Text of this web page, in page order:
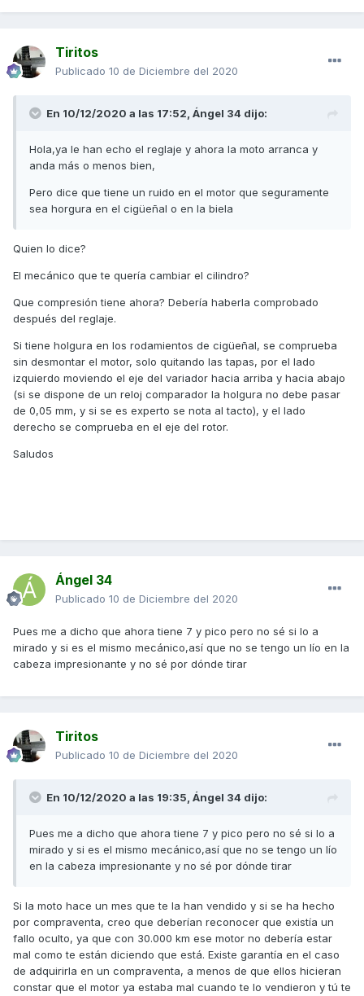
Tiritos
Publicado 10 de Diciembre del 2020
En 10/12/2020 a las 17:52, Ángel 34 dijo:
Hola,ya le han echo el reglaje y ahora la moto arranca y
anda más o menos bien,
Pero dice que tiene un ruido en el motor que seguramente
sea horgura en el cigüeñal o en la biela
Quien lo dice?
El mecánico que te quería cambiar el cilindro?
Que compresión tiene ahora? Debería haberla comprobado
después del reglaje.
Si tiene holgura en los rodamientos de cigüeñal, se comprueba
sin desmontar el motor, solo quitando las tapas, por el lado
izquierdo moviendo el eje del variador hacia arriba y hacia abajo
(si se dispone de un reloj comparador la holgura no debe pasar
de 0,05 mm, y si se es experto se nota al tacto), y el lado
derecho se comprueba en el eje del rotor.
Saludos
Ángel 34
Publicado 10 de Diciembre del 2020
Pues me a dicho que ahora tiene 7 y pico pero no sé si lo a
mirado y si es el mismo mecánico,así que no se tengo un lío en la
cabeza impresionante y no sé por dónde tirar
Tiritos
Publicado 10 de Diciembre del 2020
En 10/12/2020 a las 19:35, Ángel 34 dijo:
Pues me a dicho que ahora tiene 7 y pico pero no sé si lo a
mirado y si es el mismo mecánico,así que no se tengo un lío
en la cabeza impresionante y no sé por dónde tirar
Si la moto hace un mes que te la han vendido y si se ha hecho
por compraventa, creo que deberían reconocer que existía un
fallo oculto, ya que con 30.000 km ese motor no debería estar
mal como te están diciendo que está. Existe garantía en el caso
de adquirirla en un compraventa, a menos de que ellos hicieran
constar que el motor ya estaba mal cuando te lo vendieron y tú te